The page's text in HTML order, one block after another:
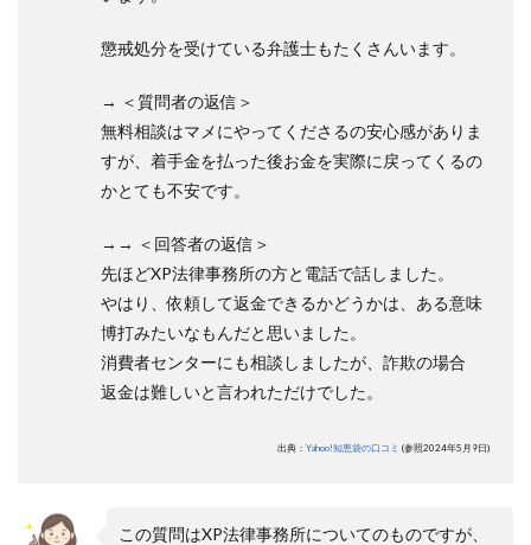
懲戒処分を受けている弁護士もたくさんいます。
→ ＜質問者の返信＞
無料相談はマメにやってくださるの安心感がありま
すが、着手金を払った後お金を実際に戻ってくるの
かとても不安です。
→→ ＜回答者の返信＞
先ほどXP法律事務所の方と電話で話しました。
やはり、依頼して返金できるかどうかは、ある意味
博打みたいなもんだと思いました。
消費者センターにも相談しましたが、詐欺の場合
返金は難しいと言われただけでした。
出典： Yahoo!知恵袋の口コミ (参照2024年5月9日)
この質問はXP法律事務所についてのものですが、